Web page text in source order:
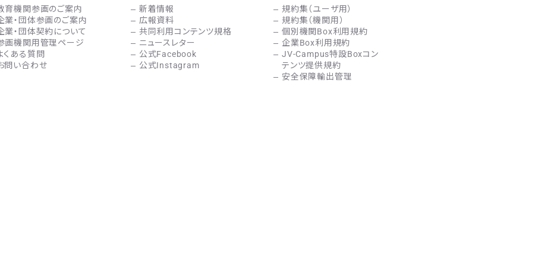
育機関参画のご案内
業・団体参画のご案内
業・団体契約について
画機関用管理ページ
くある質問
問い合わせ
新着情報
広報資料
共同利用コンテンツ規格
ニュースレター
公式Facebook
公式Instagram
規約集（ユーザ用）
規約集（機関用）
個別機関Box利用規約
企業Box利用規約
JV-Campus特設Boxコン
テンツ提供規約
安全保障輸出管理